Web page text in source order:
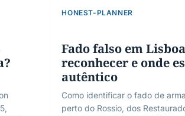
HONEST-PLANNER
Fado falso em
reconhecer e onde
autêntico
Como identificar o fado de
perto do Rossio, dos